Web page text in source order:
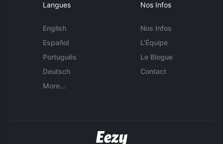
Langues
English
Español
Português
Deutsch
More...
Nos Infos
Nos Infos
L'Équipe
Le Blogue
Contact